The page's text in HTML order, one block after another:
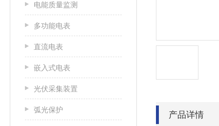
电能质量监测
多功能电表
直流电表
嵌入式电表
光伏采集装置
弧光保护
产品详情